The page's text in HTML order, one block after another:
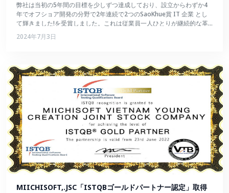
弊社は当初の5年間の目標を少しずつ達成しており、設立からわずか4
年でオフショア開発の分野で2年連続で2つのSaoKhue賞 IT 企業 とし
て輝きました!を受賞しました。これは従業員一人ひとりが継続的な革
新を続け、数々の試練を切り抜けて大きく成長したことの証でもあるで
しょう。
2024年7月3日
MIICHISOFT,.JSC「ISTQBゴールドパートナー認定」取得